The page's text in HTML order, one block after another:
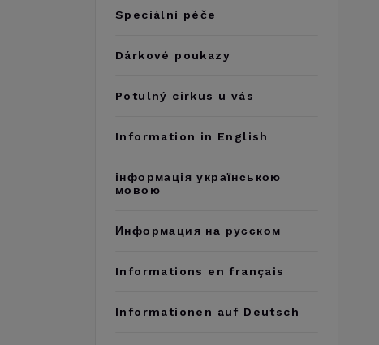
Speciální péče
Dárkové poukazy
Potulný cirkus u vás
Information in English
інформація українською
мовою
Информация на русском
Informations en français
Informationen auf Deutsch